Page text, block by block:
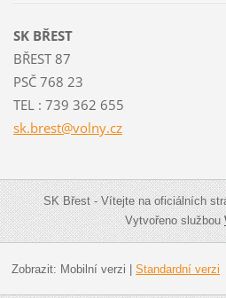
SK BŘEST
BŘEST 87
PSČ 768 23
TEL : 739 362 655
sk.brest@volny.cz
SK Břest - Vítejte na oficiálních
Vytvořeno službou
Zobrazit: Mobilní verzi Standardní verzi